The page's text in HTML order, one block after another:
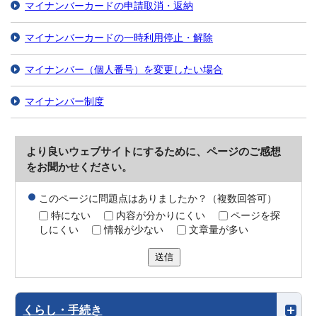
マイナンバーカードの申請取消・返納
マイナンバーカードの一時利用停止・解除
マイナンバー（個人番号）を変更したい場合
マイナンバー制度
より良いウェブサイトにするために、ページのご感想
をお聞かせください。
このページに問題点はありましたか？（複数回答可）
特にない
内容が分かりにくい
ページを探
しにくい
情報が少ない 文章量が多い
送信
くらし・手続き